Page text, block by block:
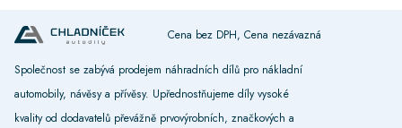
Cena bez DPH, Cena nezávazná
Společnost se zabývá prodejem náhradních dílů pro nákladní
automobily, návěsy a přívěsy. Upřednostňujeme díly vysoké
kvality od dodavatelů převážně prvovýrobních, značkových a